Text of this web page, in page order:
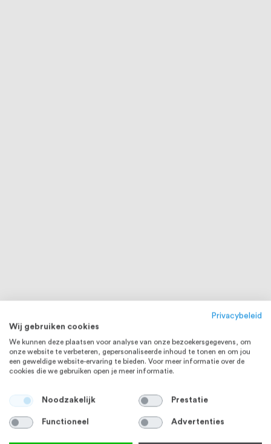
Privacybeleid
Wij gebruiken cookies
We kunnen deze plaatsen voor analyse van onze bezoekersgegevens, om
onze website te verbeteren, gepersonaliseerde inhoud te tonen en om jou
een geweldige website-ervaring te bieden. Voor meer informatie over de
cookies die we gebruiken open je meer informatie.
Noodzakelijk Prestatie
Functioneel Advertenties